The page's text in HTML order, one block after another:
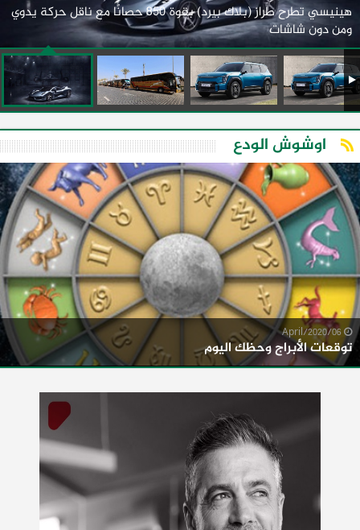
هينيسي تطرح طراز (بلاك بيرد) بقوة 850 حصانًا مع ناقل حركة يدوي
ومن دون شاشات
اوشوش الودع
توقعات الأبراج وحظك اليوم